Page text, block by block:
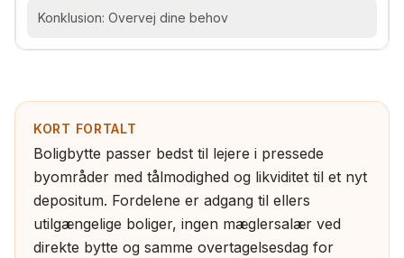
Konklusion: Overvej dine behov
KORT FORTALT
Boligbytte passer bedst til lejere i pressede
byområder med tålmodighed og likviditet til et nyt
depositum. Fordelene er adgang til ellers
utilgængelige boliger, ingen mæglersalær ved
direkte bytte og samme overtagelsesdag for